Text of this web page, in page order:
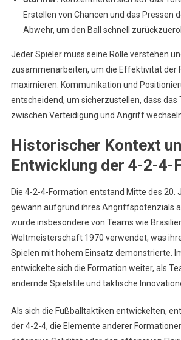
Erstellen von Chancen und das Pressen
Abwehr, um den Ball schnell
Jeder Spieler muss seine Rolle verstehen
zusammenarbeiten, um die Effektivität der
maximieren. Kommunikation und
entscheidend, um sicherzustellen, dass das
zwischen Verteidigung und Angriff
Historischer Kontext
Entwicklung der 4-2-4-
Die 4-2-4-Formation entstand Mitte des 20.
gewann aufgrund ihres Angriffspotenzials
wurde insbesondere von Teams wie
Weltmeisterschaft 1970 verwendet, was
Spielen mit hohem Einsatz demonstrierte.
entwickelte sich die Formation weiter, als
ändernde Spielstile und taktische
Als sich die Fußballtaktiken entwickelten,
der 4-2-4, die Elemente anderer